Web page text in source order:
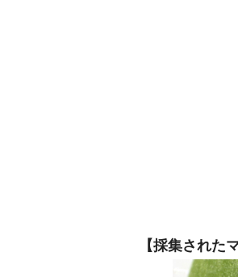
【採集された